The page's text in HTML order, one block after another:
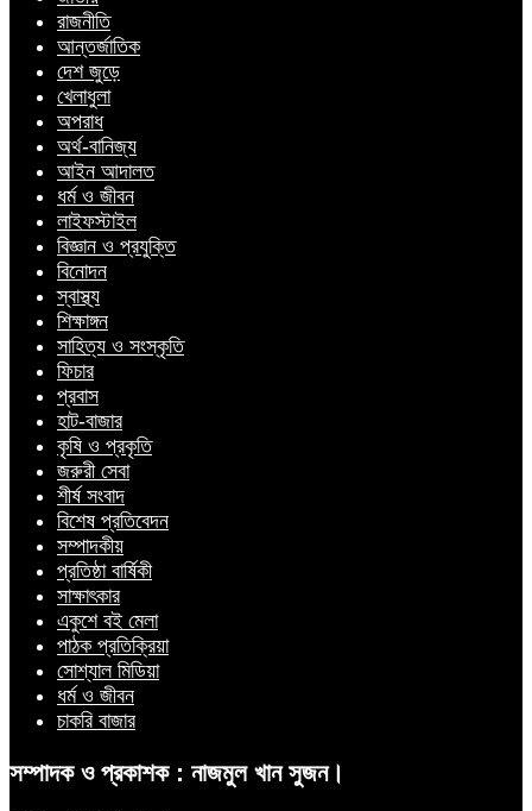
রাজনীতি
আন্তর্জাতিক
দেশ জুড়ে
খেলাধুলা
অপরাধ
অর্থ-বানিজ্য
আইন আদালত
ধর্ম ও জীবন
লাইফস্টাইল
বিজ্ঞান ও প্রযুক্তি
বিনোদন
স্বাস্থ্য
শিক্ষাঙ্গন
সাহিত্য ও সংস্কৃতি
ফিচার
প্রবাস
হাট-বাজার
কৃষি ও প্রকৃতি
জরুরী সেবা
শীর্ষ সংবাদ
বিশেষ প্রতিবেদন
সম্পাদকীয়
প্রতিষ্ঠা বার্ষিকী
সাক্ষাৎকার
একুশে বই মেলা
পাঠক প্রতিক্রিয়া
সোশ্যাল মিডিয়া
ধর্ম ও জীবন
চাকরি বাজার
সম্পাদক ও প্রকাশক : নাজমুল খান সুজন।